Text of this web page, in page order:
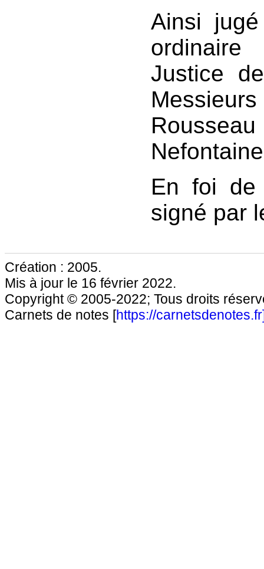
Ainsi
Justice
En foi de
signé par
Création : 2005.
Mis à jour le 16 février 2022.
Copyright © 2005-2022; Tous droits
Carnets de notes [https://